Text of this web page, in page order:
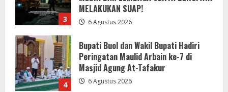
4
5
Pemkab Sergai Bersama Anggota DPR
RI Perkuat Daya Saing UMKM Lewat
Literasi Sadar Halal
6 Agustus 2026